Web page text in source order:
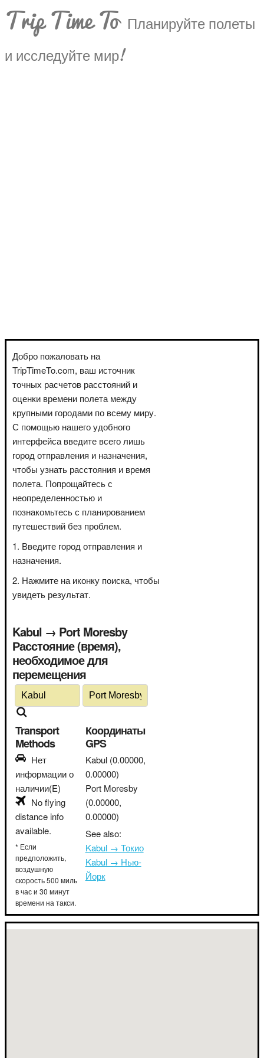
Trip Time To Планируйте полеты
и исследуйте мир!
Добро пожаловать на
TripTimeTo.com, ваш источник
точных расчетов расстояний и
оценки времени полета между
крупными городами по всему миру.
С помощью нашего удобного
интерфейса введите всего лишь
город отправления и назначения,
чтобы узнать расстояния и время
полета. Попрощайтесь с
неопределенностью и
познакомьтесь с планированием
путешествий без проблем.
Введите город отправления и
назначения.
Нажмите на иконку поиска, чтобы
увидеть результат.
Kabul → Port Moresby
Расстояние (время),
необходимое для
перемещения
Transport
Methods
Нет
информации о
наличии(E)
No flying
distance info
available.
* Если
предположить,
воздушную
скорость 500 миль
в час и 30 минут
времени на такси.
Координаты
GPS
Kabul (0.00000,
0.00000)
Port Moresby
(0.00000,
0.00000)
See also:
Kabul → Токио
Kabul → Нью-
Йорк